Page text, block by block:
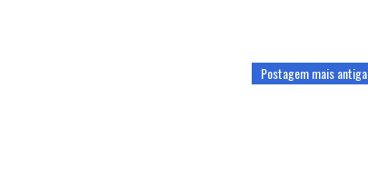
Postagem mais antiga